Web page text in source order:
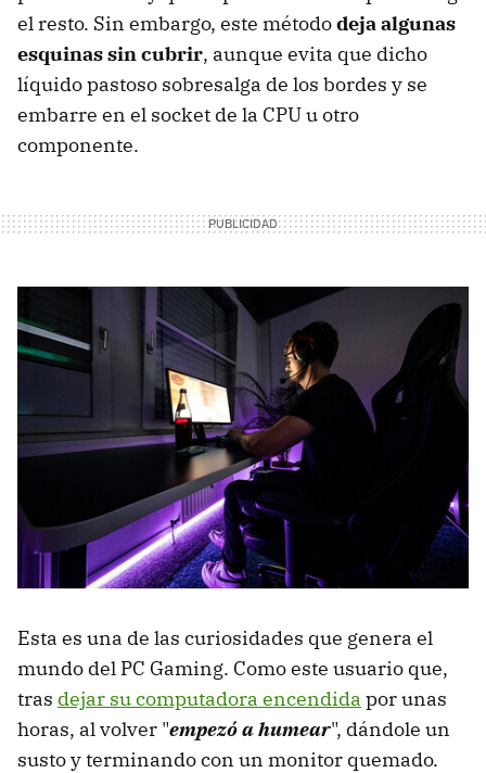
el resto. Sin embargo, este métododeja algunas
esquinas sin cubrir, aunque evita que dicho
líquido pastoso sobresalga de los bordes y se
embarre en el socket de la CPU u otro
componente.
Esta es una de las curiosidades que genera el
mundo del PC Gaming. Como este usuario que,
tras dejar su computadora encendida por unas
horas, al volver "empezó a humear", dándole un
susto y terminando con un monitor quemado.